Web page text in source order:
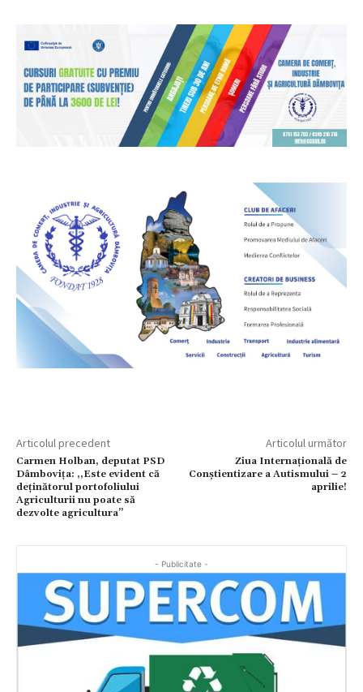
Articolul precedent
Carmen Holban, deputat PSD
Dâmbovița: ,,Este evident că
deținătorul portofoliului
Agriculturii nu poate să
dezvolte agricultura’’
Articolul următor
Ziua Internațională de
Conștientizare a Autismului – 2
aprilie!
- Publicitate -